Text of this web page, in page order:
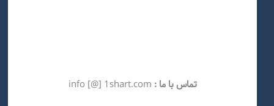
تماس با ما : info [@] 1shart.com